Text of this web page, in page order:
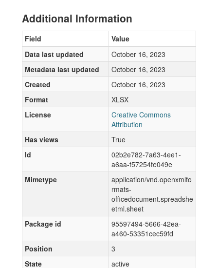
Additional Information
Field
Value
Data last updated
October 16, 2023
Metadata last updated
October 16, 2023
Created
October 16, 2023
Format
XLSX
License
Creative Commons
Attribution
Has views
True
Id
02b2e782-7a63-4ee1-
a6aa-f57254fe049e
Mimetype
application/vnd.openxmlfo
rmats-
officedocument.spreadshe
etml.sheet
Package id
95597494-5666-42ea-
a460-53351cec59fd
Position
3
State
active